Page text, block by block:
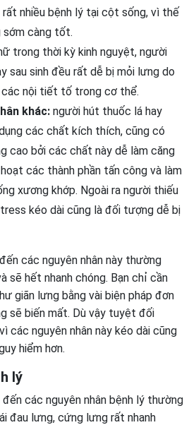
nhiều bệnh lý tại cột sống, vì thế
sớm càng tốt.
trong thời kỳ kinh nguyệt, người
sau sinh đều rất dễ bị mỏi lưng do
các nội tiết tố trong cơ thể.
khác: người hút thuốc lá hay
các chất kích thích, cũng có
cao bởi các chất này dễ làm căng
các thành phần tấn công và làm
xương khớp. Ngoài ra người thiếu
kéo dài cũng là đối tượng dễ bị
các nguyên nhân này thường
sẽ hết nhanh chóng. Bạn chỉ cần
giãn lưng bằng vài biện pháp đơn
sẽ biến mất. Dù vậy tuyệt đối
các nguyên nhân này kéo dài cũng
hiểm hơn.
lý
các nguyên nhân bệnh lý thường
đau lưng, cứng lưng rất nhanh